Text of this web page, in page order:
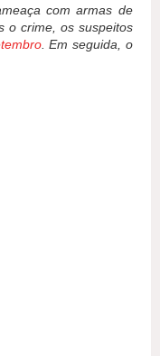
com armas de
o crime, os suspeitos
. Em seguida, o